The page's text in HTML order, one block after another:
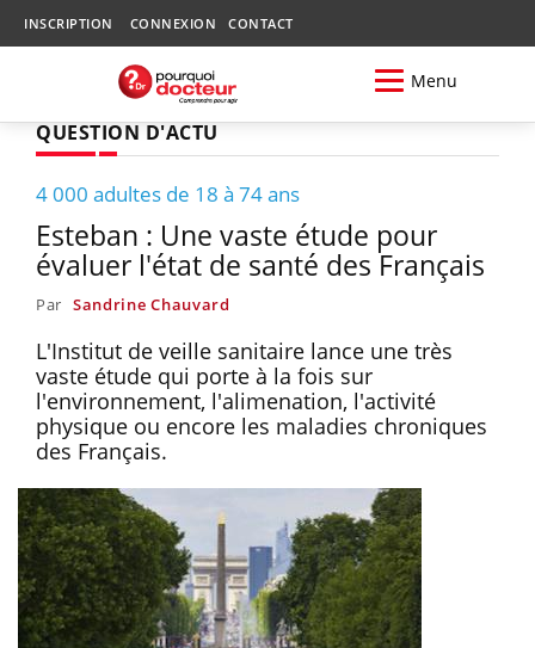
INSCRIPTION CONNEXION CONTACT
Menu
QUESTION D'ACTU
4 000 adultes de 18 à 74 ans
Esteban : Une vaste étude pour
évaluer l'état de santé des Français
Par Sandrine Chauvard
L'Institut de veille sanitaire lance une très
vaste étude qui porte à la fois sur
l'environnement, l'alimenation, l'activité
physique ou encore les maladies chroniques
des Français.